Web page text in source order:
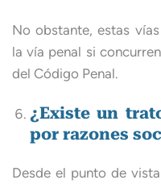
No obstante, estas
la vía penal si
del Código Penal.
¿Existe un
por razones
Desde el punto de